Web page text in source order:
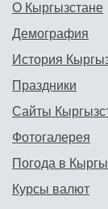
О Кыргызстане
Демография
История
Праздники
Сайты
Фотогалерея
Погода в
Курсы валют